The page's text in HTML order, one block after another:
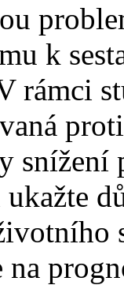
k
rámci
snížení
na